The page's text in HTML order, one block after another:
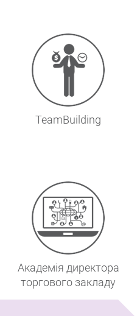
TeamBuilding
Академія директора
торгового закладу